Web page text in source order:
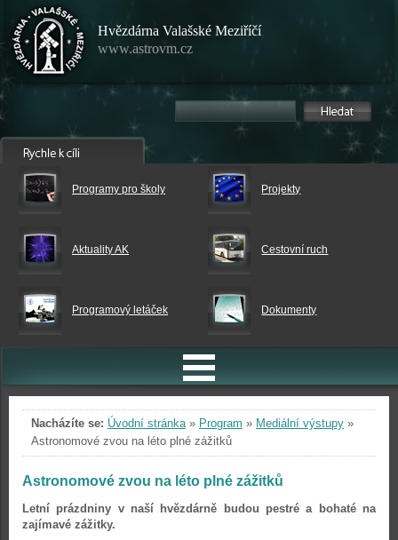
Hvězdárna Valašské Meziříčí
www.astrovm.cz
Programy pro školy Projekty
Aktuality AK Cestovní ruch
Programový letáček Dokumenty
Nacházíte se: Úvodní stránka» Program » Mediální výstupy »
Astronomové zvou na léto plné zážitků
Astronomové zvou na léto plné zážitků
Letní prázdniny v naší hvězdárně budou pestré a bohaté na
zajímavé zážitky.